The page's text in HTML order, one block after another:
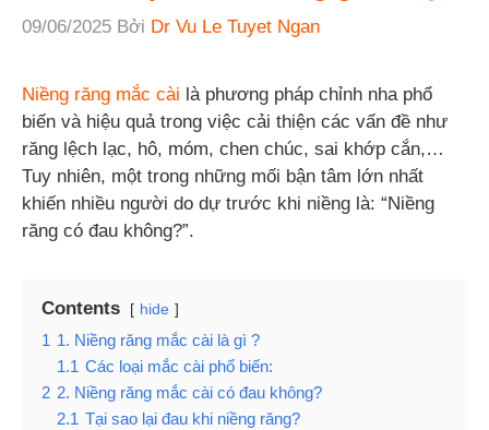
09/06/2025 Bởi Dr Vu Le Tuyet Ngan
Niềng răng mắc cài là phương pháp chỉnh nha phổ
biến và hiệu quả trong việc cải thiện các vấn đề như
răng lệch lạc, hô, móm, chen chúc, sai khớp cắn,…
Tuy nhiên, một trong những mối bận tâm lớn nhất
khiến nhiều người do dự trước khi niềng là: “Niềng
răng có đau không?”.
Contents hide
1 1. Niềng răng mắc cài là gì ?
1.1 Các loại mắc cài phổ biến:
2 2. Niềng răng mắc cài có đau không?
2.1 Tại sao lại đau khi niềng răng?